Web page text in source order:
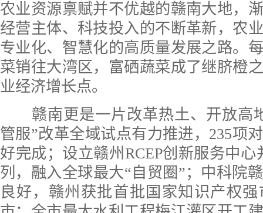
农业资源禀赋并不优越的赣南大地，
经营主体、科技投入的不断革新，农
专业化、智慧化的高质量发展之路。
菜销往大湾区，富硒蔬菜成了继脐橙
业经济增长点。
赣南更是一片改革热土、开放高
管服”改革全域试点有力推进，235项
好完成；设立赣州RCEP创新服务中心
列，融入全球最大“自贸圈”；中科院
良好，赣州获批首批国家知识产权